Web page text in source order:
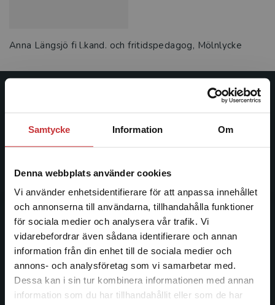
Samtycke Information Om
Denna webbplats använder cookies
Vi använder enhetsidentifierare för att anpassa innehållet
och annonserna till användarna, tillhandahålla funktioner
för sociala medier och analysera vår trafik. Vi
vidarebefordrar även sådana identifierare och annan
information från din enhet till de sociala medier och
annons- och analysföretag som vi samarbetar med.
Dessa kan i sin tur kombinera informationen med annan
information som du har tillhandahållit eller som de har
Begränsad fraktregion
Det verkar som att du besöker
Anna Längsjö fi l.kand. och fritidspedagog, Mölnlycke
Studentlitteratur grundades 1963 och är idag Sveriges
ledande utbildningsförlag. Med läromedel, kurslitteratur,
informationstjänster i utbudet, finns Studentlitteratur med
längs hela kunskapsresan.
Kontakta oss
Kontakta oss
046-31 20 00
Postadress: